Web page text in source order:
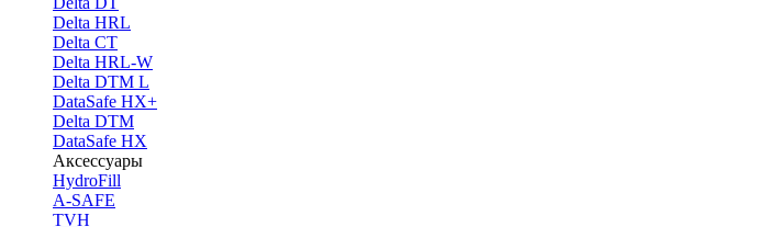
Delta HRL
Delta CT
Delta HRL-W
Delta DTM L
DataSafe HX+
Delta DTM
DataSafe HX
Аксессуары
HydroFill
A-SAFE
TVH